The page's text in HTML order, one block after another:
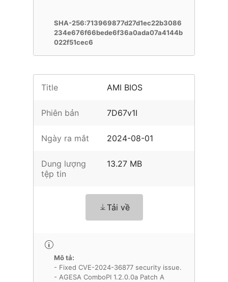
SHA-256:713969877d27d1ec22b3086
234e676f66bede6f36a0ada07a4144b
022f51cec6
Title AMI BIOS
Phiên bản 7D67v1I
Ngày ra mắt 2024-08-01
Dung lượng
tệp tin
13.27 MB
Tải về
Mô tả:
- Fixed CVE-2024-36877 security issue.
- AGESA ComboPI 1.2.0.0a Patch A